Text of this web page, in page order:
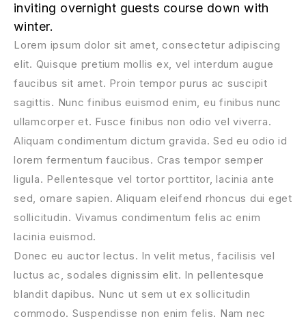
inviting overnight guests course down with
winter.
Lorem ipsum dolor sit amet, consectetur adipiscing
elit. Quisque pretium mollis ex, vel interdum augue
faucibus sit amet. Proin tempor purus ac suscipit
sagittis. Nunc finibus euismod enim, eu finibus nunc
ullamcorper et. Fusce finibus non odio vel viverra.
Aliquam condimentum dictum gravida. Sed eu odio id
lorem fermentum faucibus. Cras tempor semper
ligula. Pellentesque vel tortor porttitor, lacinia ante
sed, ornare sapien. Aliquam eleifend rhoncus dui eget
sollicitudin. Vivamus condimentum felis ac enim
lacinia euismod.
Donec eu auctor lectus. In velit metus, facilisis vel
luctus ac, sodales dignissim elit. In pellentesque
blandit dapibus. Nunc ut sem ut ex sollicitudin
commodo. Suspendisse non enim felis. Nam nec